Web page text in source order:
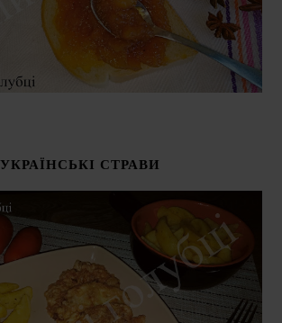
УКРАЇНСЬКІ СТРАВИ